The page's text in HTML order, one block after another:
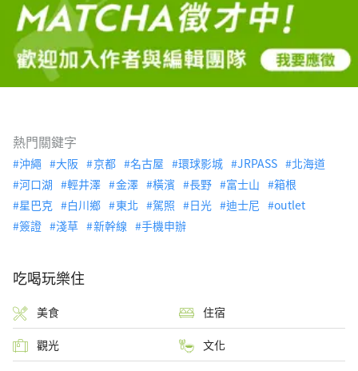
熱門關鍵字
沖繩 大阪 京都 名古屋 環球影城 JRPASS
北海道
河口湖
輕井澤 金澤 橫濱 長野 富士山
箱根
星巴克
白川鄉 東北 駕照 日光 迪士尼
outlet
簽證
淺草 新幹線 手機申辦
吃喝玩樂住
美食 住宿
觀光 文化